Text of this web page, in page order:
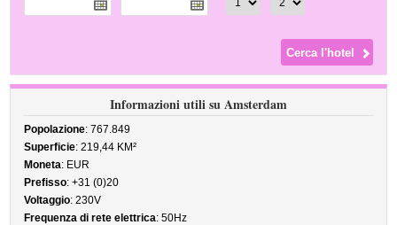
Informazioni utili su Amsterdam
Popolazione: 767.849
Superficie: 219,44 KM²
Moneta: EUR
Prefisso: +31 (0)20
Voltaggio: 230V
Frequenza di rete elettrica: 50Hz